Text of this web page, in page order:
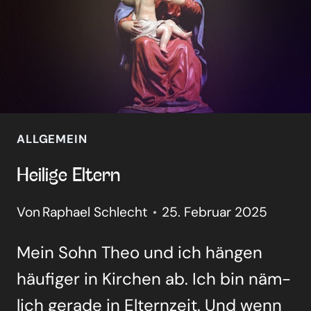
ALLGEMEIN
Hei­li­ge Eltern
Von Raphael Schlecht 25. Februar 2025
Mein Sohn Theo und ich hän­gen
häu­fi­ger in Kir­chen ab. Ich bin näm­
lich gera­de in Eltern­zeit. Und wenn